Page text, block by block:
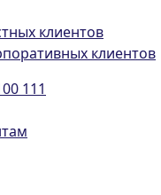
клиентов
клиентов
111